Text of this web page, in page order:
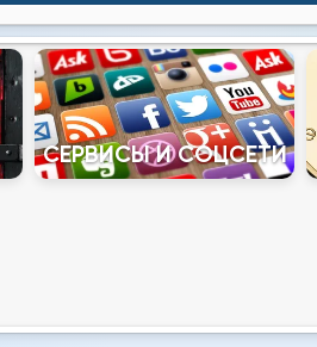
СЕРВИСЫ И СОЦСЕТИ